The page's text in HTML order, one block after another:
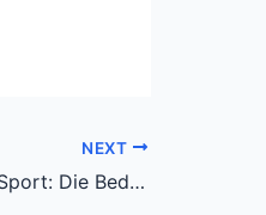
NEXT
Innovation im Nachwuchsförderung im E-Sport: Die Bedeutung von Turnieren wie demKrokoyama Cup